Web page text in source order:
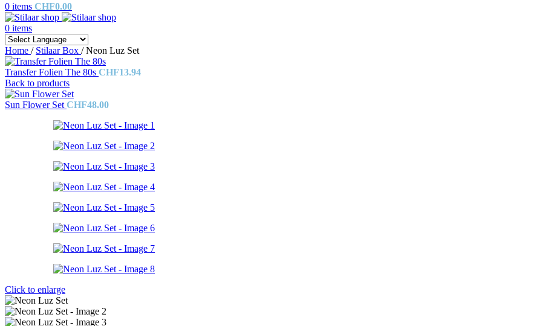
0 items CHF0.00
0 items
Home / Stilaar Box / Neon Luz Set
Transfer Folien The 80s CHF13.94
Back to products
Sun Flower Set CHF48.00
Click to enlarge